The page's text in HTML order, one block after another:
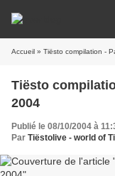
Accueil » Tiësto compilation -
Tiësto
2004
Publié le 08/10/2004 à
Par Tiëstolive - world of